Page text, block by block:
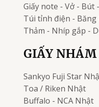
Giấy note - Vở - Bút
Túi tỉnh điện -
Thảm - Nhíp gắp -
GIẤY
Sankyo Fuji Star
Toa / Riken Nhật
Buffalo - NCA Nhật